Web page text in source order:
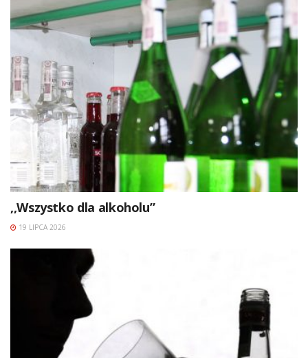
,,Wszystko dla alkoholu”
19 LIPCA 2026